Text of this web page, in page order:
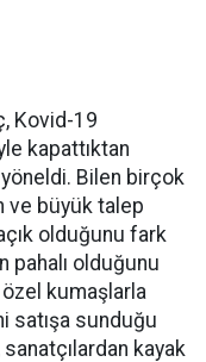
Kovid-19
kapattıktan
Bilen birçok
ve büyük talep
olduğunu fark
pahalı olduğunu
özel kumaşlarla
satışa sunduğu
kayak